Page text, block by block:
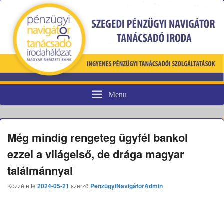
Pénzügyi fogyasztóvédelem
Menu
Még mindig rengeteg ügyfél bankol
ezzel a világelső, de drága magyar
találmánnyal
Közzétette 2024-05-21 szerző PenzügyiNavigátorAdmin